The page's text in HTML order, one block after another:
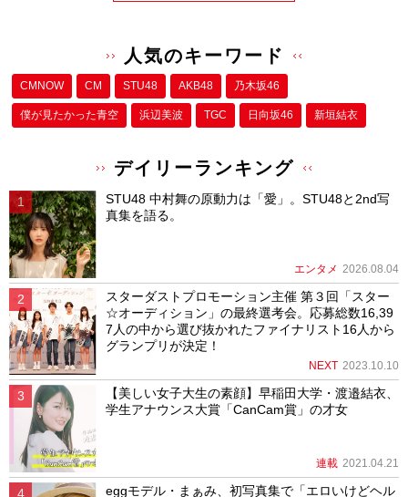
人気のキーワード
CMNOW CM STU48 AKB48 乃木坂46
僕が⾒たかった⻘空 浜辺美波 TGC 日向坂46 新垣結衣
デイリーランキング
STU48 中村舞の原動力は「愛」。STU48と2nd写
真集を語る。
エンタメ 2026.08.04
スターダストプロモーション主催 第３回「スター
☆オーディション」の最終選考会。応募総数16,39
7人の中から選び抜かれたファイナリスト16人から
グランプリが決定！
NEXT 2023.10.10
【美しい女子大生の素顔】早稲田大学・渡邉結衣、
学生アナウンス大賞「CanCam賞」の才女
連載 2021.04.21
eggモデル・まぁみ、初写真集で「エロいけどヘル